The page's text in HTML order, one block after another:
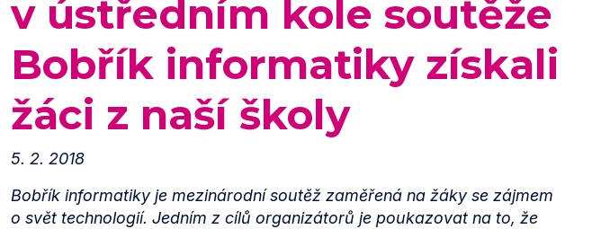
v ústředním kole soutěže
Bobřík informatiky získali
žáci z naší školy
5. 2. 2018
Bobřík informatiky je mezinárodní soutěž zaměřená na žáky se zájmem
o svět technologií. Jedním z cílů organizátorů je poukazovat na to, že